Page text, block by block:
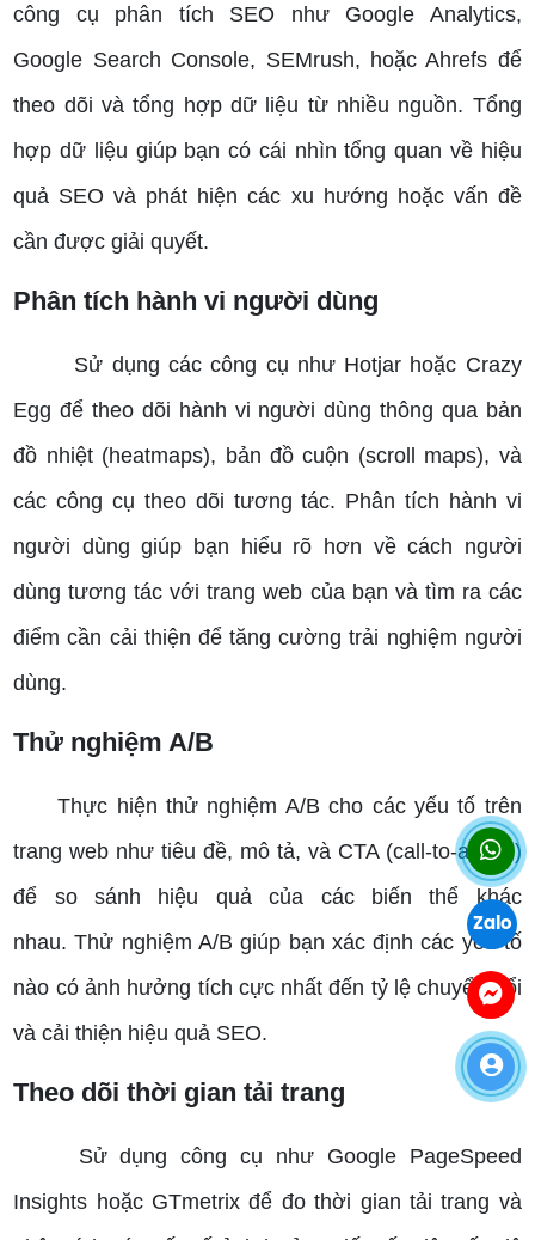
công cụ phân tích SEO như Google Analytics,
Google Search Console, SEMrush, hoặc Ahrefs để
theo dõi và tổng hợp dữ liệu từ nhiều nguồn. Tổng
hợp dữ liệu giúp bạn có cái nhìn tổng quan về hiệu
quả SEO và phát hiện các xu hướng hoặc vấn đề
cần được giải quyết.
Phân tích hành vi người dùng
Sử dụng các công cụ như Hotjar hoặc Crazy
Egg để theo dõi hành vi người dùng thông qua bản
đồ nhiệt (heatmaps), bản đồ cuộn (scroll maps), và
các công cụ theo dõi tương tác. Phân tích hành vi
người dùng giúp bạn hiểu rõ hơn về cách người
dùng tương tác với trang web của bạn và tìm ra các
điểm cần cải thiện để tăng cường trải nghiệm người
dùng.
Thử nghiệm A/B
Thực hiện thử nghiệm A/B cho các yếu tố trên
trang web như tiêu đề, mô tả, và CTA (call-to-action)
để so sánh hiệu quả của các biến thể khác
nhau. Thử nghiệm A/B giúp bạn xác định các yếu tố
nào có ảnh hưởng tích cực nhất đến tỷ lệ chuyển đổi
và cải thiện hiệu quả SEO.
Theo dõi thời gian tải trang
Sử dụng công cụ như Google PageSpeed
Insights hoặc GTmetrix để đo thời gian tải trang và
Zalo